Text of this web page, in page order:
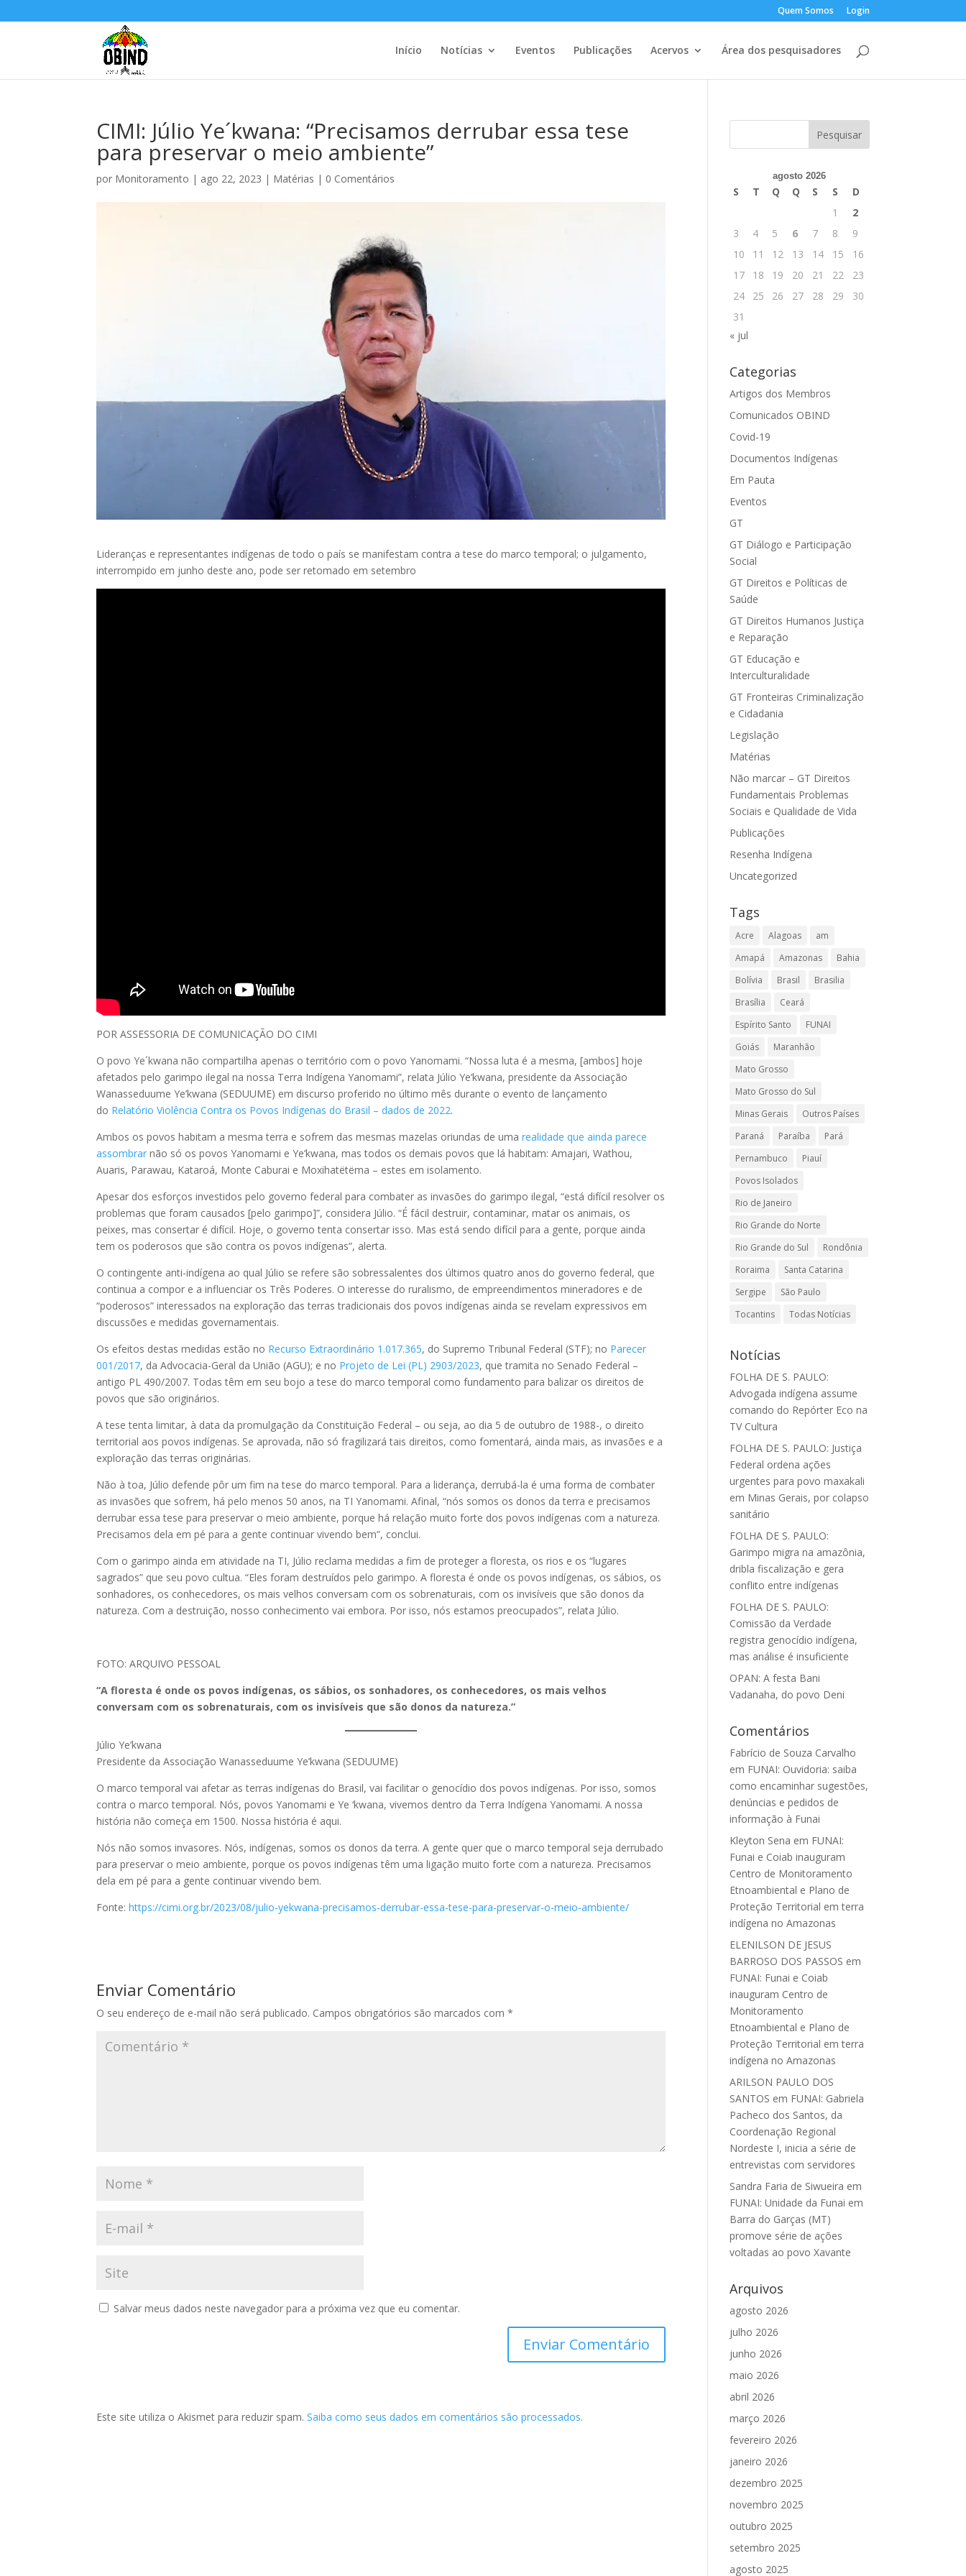
Quem Somos Login
Início Notícias Eventos Publicações Acervos Área dos pesquisadores
CIMI: Júlio Ye´kwana: “Precisamos derrubar essa tese
para preservar o meio ambiente”
por Monitoramento | ago 22, 2023 | Matérias | 0 Comentários
Lideranças e representantes indígenas de todo o país se manifestam contra a tese do marco temporal; o julgamento,
interrompido em junho deste ano, pode ser retomado em setembro
POR ASSESSORIA DE COMUNICAÇÃO DO CIMI
O povo Ye´kwana não compartilha apenas o território com o povo Yanomami. “Nossa luta é a mesma, [ambos] hoje
afetados pelo garimpo ilegal na nossa Terra Indígena Yanomami”, relata Júlio Ye’kwana, presidente da Associação
Wanasseduume Ye’kwana (SEDUUME) em discurso proferido no último mês durante o evento de lançamento
do Relatório Violência Contra os Povos Indígenas do Brasil – dados de 2022.
Ambos os povos habitam a mesma terra e sofrem das mesmas mazelas oriundas de umarealidade que ainda parece
assombrar não só os povos Yanomami e Ye’kwana, mas todos os demais povos que lá habitam: Amajari, Wathou,
Auaris, Parawau, Kataroá, Monte Caburai e Moxihatëtëma – estes em isolamento.
Apesar dos esforços investidos pelo governo federal para combater as invasões do garimpo ilegal, “está difícil resolver os
problemas que foram causados [pelo garimpo]”, considera Júlio. “É fácil destruir, contaminar, matar os animais, os
peixes, mas consertar é difícil. Hoje, o governo tenta consertar isso. Mas está sendo difícil para a gente, porque ainda
tem os poderosos que são contra os povos indígenas”, alerta.
O contingente anti-indígena ao qual Júlio se refere são sobressalentes dos últimos quatro anos do governo federal, que
continua a compor e a influenciar os Três Poderes. O interesse do ruralismo, de empreendimentos mineradores e de
“poderosos” interessados na exploração das terras tradicionais dos povos indígenas ainda se revelam expressivos em
discussões e medidas governamentais.
Os efeitos destas medidas estão no Recurso Extraordinário 1.017.365, do Supremo Tribunal Federal (STF); no Parecer
001/2017, da Advocacia-Geral da União (AGU); e no Projeto de Lei (PL) 2903/2023, que tramita no Senado Federal –
antigo PL 490/2007. Todas têm em seu bojo a tese do marco temporal como fundamento para balizar os direitos de
povos que são originários.
A tese tenta limitar, à data da promulgação da Constituição Federal – ou seja, ao dia 5 de outubro de 1988-, o direito
territorial aos povos indígenas. Se aprovada, não só fragilizará tais direitos, como fomentará, ainda mais, as invasões e a
exploração das terras originárias.
Não à toa, Júlio defende pôr um fim na tese do marco temporal. Para a liderança, derrubá-la é uma forma de combater
as invasões que sofrem, há pelo menos 50 anos, na TI Yanomami. Afinal, “nós somos os donos da terra e precisamos
derrubar essa tese para preservar o meio ambiente, porque há relação muito forte dos povos indígenas com a natureza.
Precisamos dela em pé para a gente continuar vivendo bem”, conclui.
Com o garimpo ainda em atividade na TI, Júlio reclama medidas a fim de proteger a floresta, os rios e os “lugares
sagrados” que seu povo cultua. “Eles foram destruídos pelo garimpo. A floresta é onde os povos indígenas, os sábios, os
sonhadores, os conhecedores, os mais velhos conversam com os sobrenaturais, com os invisíveis que são donos da
natureza. Com a destruição, nosso conhecimento vai embora. Por isso, nós estamos preocupados”, relata Júlio.
FOTO: ARQUIVO PESSOAL
“A floresta é onde os povos indígenas, os sábios, os sonhadores, os conhecedores, os mais velhos
conversam com os sobrenaturais, com os invisíveis que são donos da natureza.”
Júlio Ye’kwana
Presidente da Associação Wanasseduume Ye’kwana (SEDUUME)
O marco temporal vai afetar as terras indígenas do Brasil, vai facilitar o genocídio dos povos indígenas. Por isso, somos
contra o marco temporal. Nós, povos Yanomami e Ye ‘kwana, vivemos dentro da Terra Indígena Yanomami. A nossa
história não começa em 1500. Nossa história é aqui.
Nós não somos invasores. Nós, indígenas, somos os donos da terra. A gente quer que o marco temporal seja derrubado
para preservar o meio ambiente, porque os povos indígenas têm uma ligação muito forte com a natureza. Precisamos
dela em pé para a gente continuar vivendo bem.
Fonte:https://cimi.org.br/2023/08/julio-yekwana-precisamos-derrubar-essa-tese-para-preservar-o-meio-ambiente/
Enviar Comentário
O seu endereço de e-mail não será publicado. Campos obrigatórios são marcados com*
Salvar meus dados neste navegador para a próxima vez que eu comentar.
Este site utiliza o Akismet para reduzir spam.Saiba como seus dados em comentários são processados.
agosto 2026
S T Q Q S S
D
1
2
3
4 5 6 7 8
9
10
11 12 13 14 15
16
17
18 19 20 21 22
23
24
25 26 27 28 29
30
31
« jul
Categorias
Artigos dos Membros
Comunicados OBIND
Covid-19
Documentos Indígenas
Em Pauta
Eventos
GT
GT Diálogo e Participação
Social
GT Direitos e Políticas de
Saúde
GT Direitos Humanos Justiça
e Reparação
GT Educação e
Interculturalidade
GT Fronteiras Criminalização
e Cidadania
Legislação
Matérias
Não marcar – GT Direitos
Fundamentais Problemas
Sociais e Qualidade de Vida
Publicações
Resenha Indígena
Uncategorized
Tags
Acre Alagoas
am
Amapá
Amazonas
Bahia
Bolívia
Brasil
Brasilia
Brasília
Ceará
Espírito Santo
FUNAI
Goiás
Maranhão
Mato Grosso
Mato Grosso do Sul
Minas Gerais
Outros Países
Paraná
Paraíba
Pará
Pernambuco
Piauí
Povos Isolados
Rio de Janeiro
Rio Grande do Norte
Rio Grande do Sul
Rondônia
Roraima
Santa Catarina
Sergipe
São Paulo
Tocantins
Todas Notícias
Notícias
FOLHA DE S. PAULO:
Advogada indígena assume
comando do Repórter Eco na
TV Cultura
FOLHA DE S. PAULO: Justiça
Federal ordena ações
urgentes para povo maxakali
em Minas Gerais, por colapso
sanitário
FOLHA DE S. PAULO:
Garimpo migra na amazônia,
dribla fiscalização e gera
conflito entre indígenas
FOLHA DE S. PAULO:
Comissão da Verdade
registra genocídio indígena,
mas análise é insuficiente
OPAN: A festa Bani
Vadanaha, do povo Deni
Comentários
Fabrício de Souza Carvalho
em FUNAI: Ouvidoria: saiba
como encaminhar sugestões,
denúncias e pedidos de
informação à Funai
Kleyton Sena em FUNAI:
Funai e Coiab inauguram
Centro de Monitoramento
Etnoambiental e Plano de
Proteção Territorial em terra
indígena no Amazonas
ELENILSON DE JESUS
BARROSO DOS PASSOS em
FUNAI: Funai e Coiab
inauguram Centro de
Monitoramento
Etnoambiental e Plano de
Proteção Territorial em terra
indígena no Amazonas
ARILSON PAULO DOS
SANTOS em FUNAI: Gabriela
Pacheco dos Santos, da
Coordenação Regional
Nordeste I, inicia a série de
entrevistas com servidores
Sandra Faria de Siwueira em
FUNAI: Unidade da Funai em
Barra do Garças (MT)
promove série de ações
voltadas ao povo Xavante
Arquivos
agosto 2026
julho 2026
junho 2026
maio 2026
abril 2026
março 2026
fevereiro 2026
janeiro 2026
dezembro 2025
novembro 2025
outubro 2025
setembro 2025
agosto 2025